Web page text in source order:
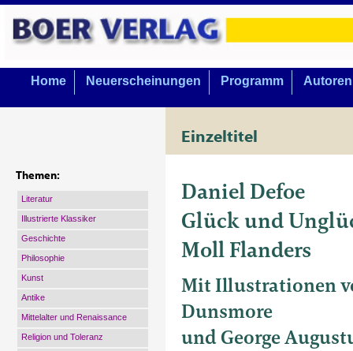
Home Neuerscheinungen Programm Autoren
Einzeltitel
Themen:
Literatur
Illustrierte Klassiker
Geschichte
Philosophie
Kunst
Antike
Mittelalter und Renaissance
Religion und Toleranz
Daniel Defoe
Glück und
Moll Flanders
Mit Illustrationen
Dunsmore
und George